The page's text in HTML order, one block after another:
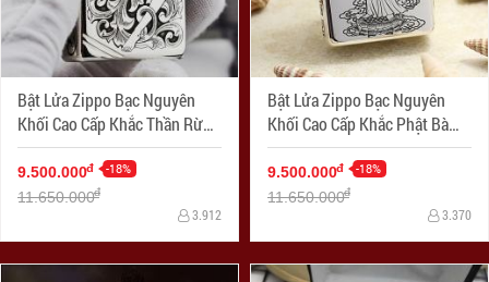
Bật Lửa Zippo Bạc Nguyên
Khối Cao Cấp Khắc Thần Rừng
Bản Chém Góc
9.500.000đ -18%
11.650.000đ
3.912
Bật Lửa Zippo Bạc Nguyên
Khối Cao Cấp Khắc Phật Bà
Quan Âm
9.500.000đ -18%
11.650.000đ
3.370